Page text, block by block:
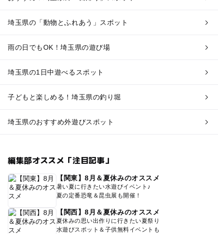
埼玉県の「動物とふれあう」スポット
雨の日でもOK！埼玉県の遊び場
埼玉県の1日中遊べるスポット
子どもと楽しめる！埼玉県の釣り堀
埼玉県のおすすめ外遊びスポット
編集部オススメ「注目記事」
【関東】8月＆夏休みのオススメ
暑い夏に行きたい水遊びイベント♪
夏の定番恐竜＆昆虫展も開催！
【関西】8月＆夏休みのオススメ
夏休みの思い出作りに行きたい夏祭り
水遊びスポット＆子供無料イベントも